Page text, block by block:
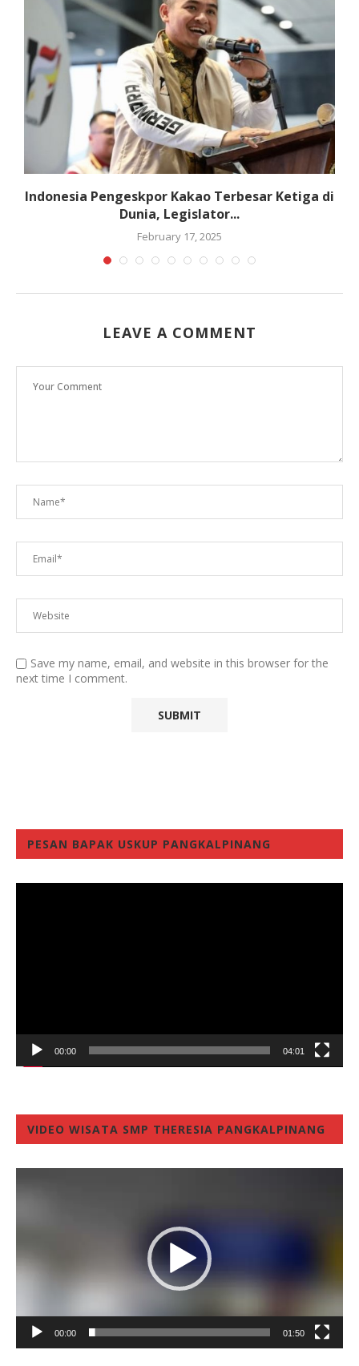
Indonesia Pengeskpor Kakao Terbesar Ketiga di
Dunia, Legislator...
February 17, 2025
LEAVE A COMMENT
Save my name, email, and website in this browser for the
next time I comment.
PESAN BAPAK USKUP PANGKALPINANG
00:00 04:01
VIDEO WISATA SMP THERESIA PANGKALPINANG
00:00 01:50